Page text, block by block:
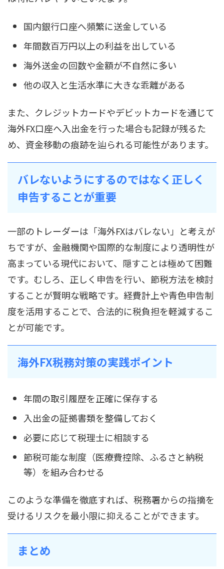
国内銀行口座へ頻繁に送金している
年間数百万円以上の利益を出している
海外送金の回数や金額が不自然に多い
他の収入と生活水準に大きな乖離がある
また、クレジットカードやデビットカードを通じて
海外FX口座へ入出金を行った場合も記録が残るた
め、資金移動の痕跡を辿られる可能性があります。
バレないようにするのではなく正しく
申告することが重要
一部のトレーダーは「海外FXはバレない」と考えが
ちですが、金融機関や国際的な制度により透明性が
高まっている現代において、隠すことは極めて困難
です。むしろ、正しく申告を行い、節税方法を検討
することが賢明な戦略です。経費計上や青色申告制
度を活用することで、合法的に税負担を軽減するこ
とが可能です。
海外FX税務対策の実践ポイント
年間の取引履歴を正確に保存する
入出金の証拠書類を整備しておく
必要に応じて税理士に相談する
節税可能な制度（医療費控除、ふるさと納税
等）を組み合わせる
このような準備を徹底すれば、税務署からの指摘を
受けるリスクを最小限に抑えることができます。
まとめ